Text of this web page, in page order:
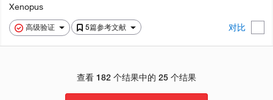
高级验证 5篇参考文献 对比
Xenopus
查看 182 个结果中的 25 个结果